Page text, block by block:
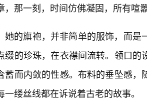
，那一刻，时间仿佛凝固，所有喧
她的旗袍，并非简单的服饰，而是
缀的珍珠，在衣襟间流转。领口
蓄而内敛的性感。布料的垂坠感
一缕丝线都在诉说着古老的故事。